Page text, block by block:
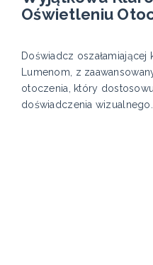
Oświetleniu
Doświadcz
Lumenom, z
otoczenia, który
doświadczenia wizualnego.